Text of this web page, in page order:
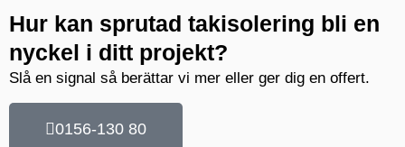
Hur kan sprutad takisolering bli en
nyckel i ditt projekt?
Slå en signal så berättar vi mer eller ger dig en offert.
0156-130 80